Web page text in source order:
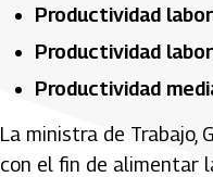
Productividad
Productividad
Productividad
La ministra de Trabajo,
con el fin de alimentar